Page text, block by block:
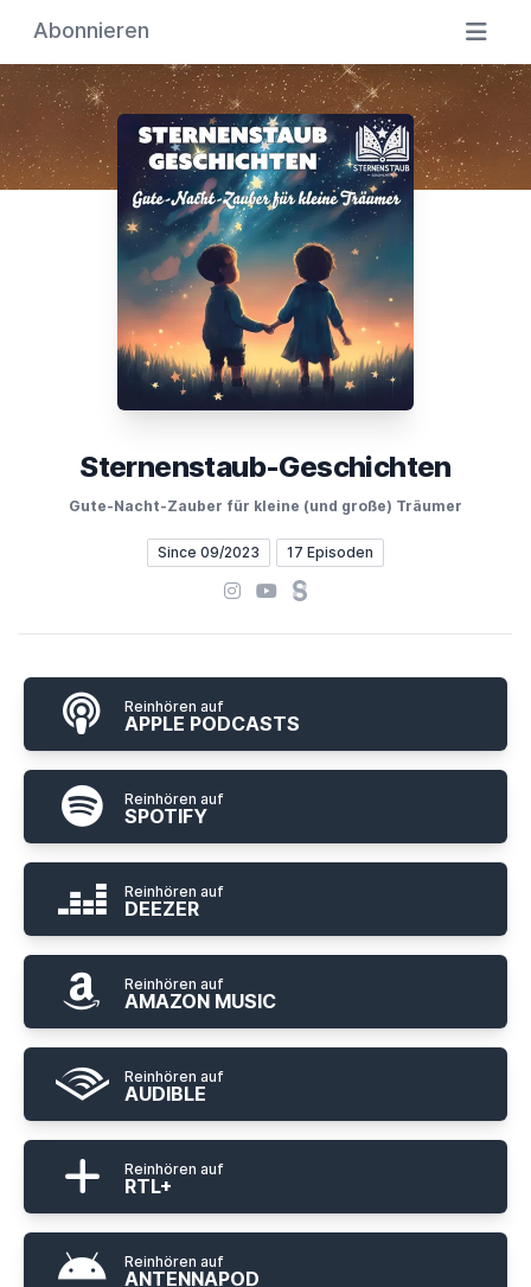
Abonnieren
Sternenstaub-Geschichten
Gute-Nacht-Zauber für kleine (und große) Träumer
Since 09/2023 17 Episoden
Instagram
YouTubeSteady
Reinhören auf
APPLE PODCASTS
Reinhören auf
SPOTIFY
Reinhören auf
DEEZER
Reinhören auf
AMAZON MUSIC
Reinhören auf
AUDIBLE
Reinhören auf
RTL+
Reinhören auf
ANTENNAPOD